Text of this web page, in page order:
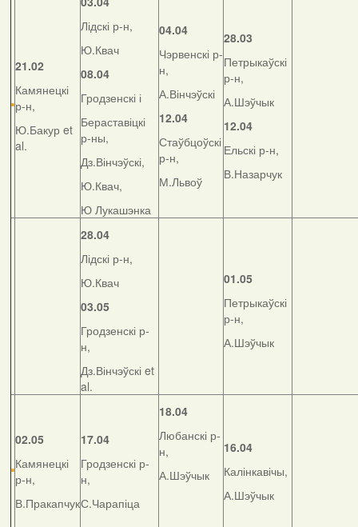
21.02
Камянецкі
р-н,
Ю.Бакур et
al.
Лідскі р-н,
Ю.Квач
08.04
Гродзенскі і
Бераставіцкі
р-ны,
Дз.Вінчэўскі,
Ю.Квач,
Ю Лукашэнка
04.04
Чэрвенскі р-
н,
А.Вінчэўскі
12.04
Стаўбцоўскі
р-н,
М.Львоў
28.03
Петрыкаўскі
р-н,
А.Шэўчык
12.04
Ельскі р-н,
В.Назарчук
28.04
Лідскі р-н,
Ю.Квач
03.05
Гродзенскі р-
н,
Дз.Вінчэўскі et
al.
01.05
Петрыкаўскі
р-н,
А.Шэўчык
02.05
Камянецкі
р-н,
В.Пракапчук
17.04
Гродзенскі р-
н,
С.Чарапіца
18.04
Любанскі р-
н,
А.Шэўчык
16.04
Калінкавічы,
А.Шэўчык